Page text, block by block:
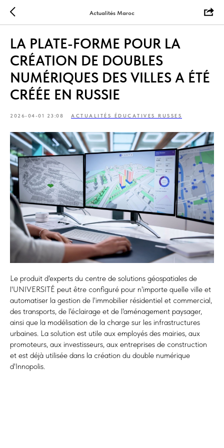
Actualités Maroc
LA PLATE-FORME POUR LA
CRÉATION DE DOUBLES
NUMÉRIQUES DES VILLES A ÉTÉ
CRÉÉE EN RUSSIE
2026-04-01 23:08 ACTUALITÉS ÉDUCATIVES RUSSES
Le produit d'experts du centre de solutions géospatiales de
l'UNIVERSITÉ peut être configuré pour n'importe quelle ville et
automatiser la gestion de l'immobilier résidentiel et commercial,
des transports, de l'éclairage et de l'aménagement paysager,
ainsi que la modélisation de la charge sur les infrastructures
urbaines. La solution est utile aux employés des mairies, aux
promoteurs, aux investisseurs, aux entreprises de construction
et est déjà utilisée dans la création du double numérique
d'Innopolis.